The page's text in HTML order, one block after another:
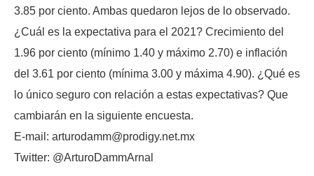
3.85 por ciento. Ambas quedaron lejos de lo observado.
¿Cuál es la expectativa para el 2021? Crecimiento del
1.96 por ciento (mínimo 1.40 y máximo 2.70) e inflación
del 3.61 por ciento (mínima 3.00 y máxima 4.90). ¿Qué es
lo único seguro con relación a estas expectativas? Que
cambiarán en la siguiente encuesta.
E-mail: arturodamm@prodigy.net.mx
Twitter: @ArturoDammArnal